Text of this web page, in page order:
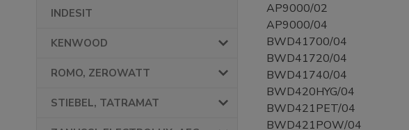
INDESIT
KENWOOD
ROMO, ZEROWATT
STIEBEL, TATRAMAT
AP9000/02
AP9000/04
BWD41700/04
BWD41720/04
BWD41740/04
BWD420HYG/04
BWD421PET/04
BWD421POW/04